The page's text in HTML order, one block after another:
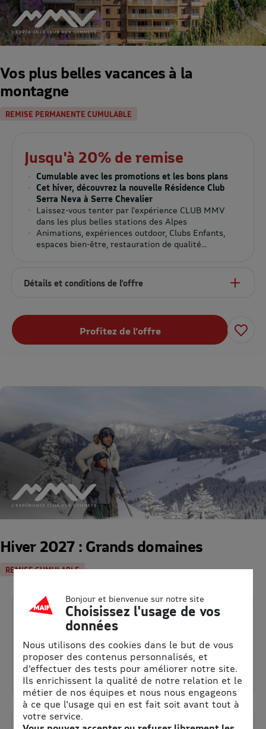
Vos plus belles vacances à la
montagne
REMISE PERMANENTE CUMULABLE
Jusqu'à 20% de remise
Cumulable avec les promotions et les bons plans
Cet hiver, découvrez la nouvelle Résidence Club
Serra Neva à Serre Chevalier
Laissez-vous tenter par l'expérience CLUB MMV
dans les plus belles stations des Alpes
Animations, expériences outdoor, Clubs Enfants,
espaces bien-être, restauration de qualité...
Détails et conditions de l’offre
Profitez de l’offre
Hiver 2027 : Grands domaines
REMISE CUMULABLE
Jusqu’à -20% sur votre séjour
cumulables
Des séjours ski au meilleur tarif !
Tarifs Early Booking Hiver 2027, valables jusqu’au 3
septembre 2026.
Cumulables avec votre remise permanente.
Détails et conditions de l’offre
Bonjour et bienvenue sur notre site
Choisissez l'usage de vos
données
Nous utilisons des cookies dans le but de vous
proposer des contenus personnalisés, et
d'effectuer des tests pour améliorer notre site.
Ils enrichissent la qualité de notre relation et le
métier de nos équipes et nous nous engageons
à ce que l'usage qui en est fait soit avant tout à
votre service.